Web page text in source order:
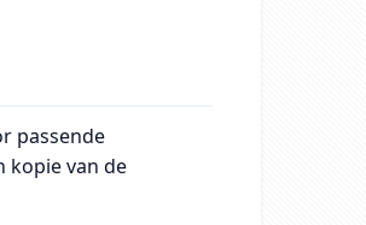
passende
kopie van de